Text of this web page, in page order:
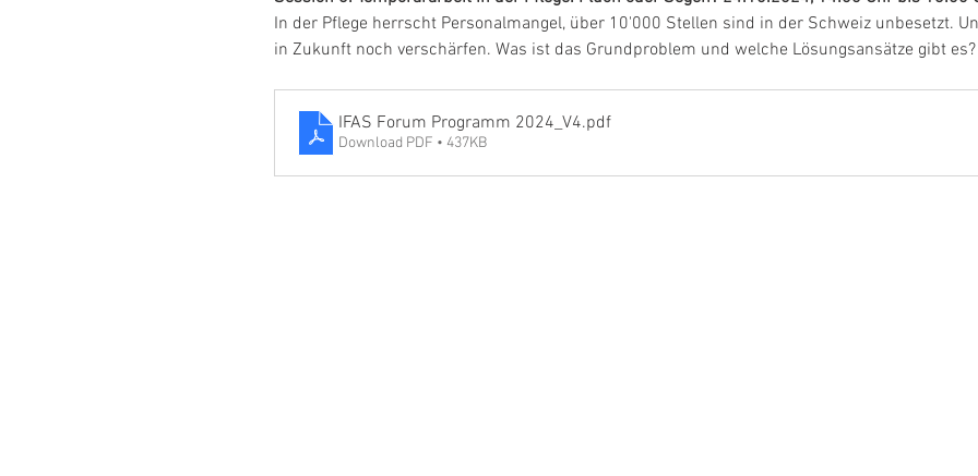
In der Pflege herrscht Personalmangel, über 10'000 Stellen sind in der Schweiz unbesetzt.
in Zukunft noch verschärfen. Was ist das Grundproblem und welche Lösungsansätze gibt es?
IFAS Forum Programm 2024_V4.pdf
Download PDF • 437KB